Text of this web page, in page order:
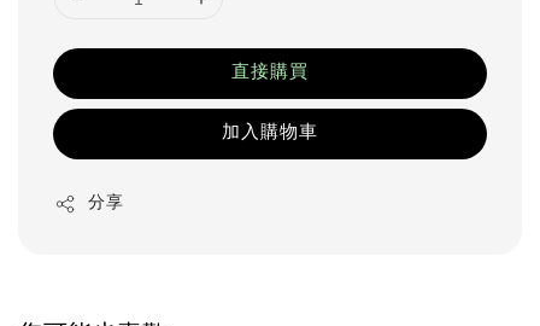
直接購買
加入購物車
分享